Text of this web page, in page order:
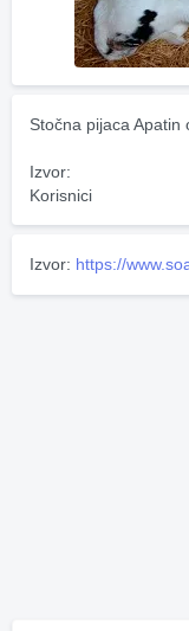
Stočna pijaca Apatin
Izvor:
Korisnici
Izvor: https://